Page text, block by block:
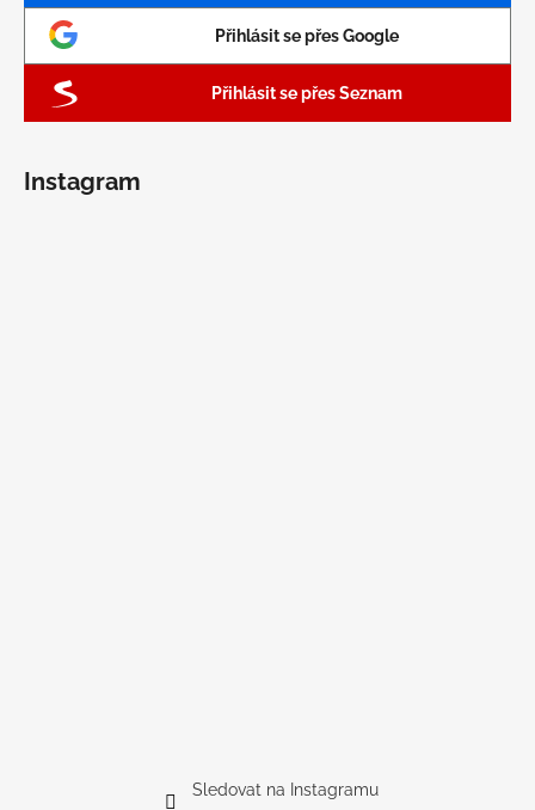
Přihlásit se přes Google
Přihlásit se přes Seznam
Instagram
Sledovat na Instagramu